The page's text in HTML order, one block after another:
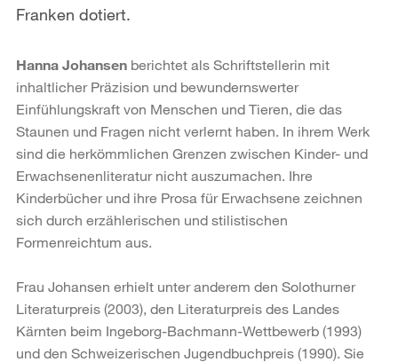
Franken dotiert.
Hanna Johansen berichtet als Schriftstellerin mit
inhaltlicher Präzision und bewundernswerter
Einfühlungskraft von Menschen und Tieren, die das
Staunen und Fragen nicht verlernt haben. In ihrem Werk
sind die herkömmlichen Grenzen zwischen Kinder- und
Erwachsenenliteratur nicht auszumachen. Ihre
Kinderbücher und ihre Prosa für Erwachsene zeichnen
sich durch erzählerischen und stilistischen
Formenreichtum aus.
Frau Johansen erhielt unter anderem den Solothurner
Literaturpreis (2003), den Literaturpreis des Landes
Kärnten beim Ingeborg-Bachmann-Wettbewerb (1993)
und den Schweizerischen Jugendbuchpreis (1990). Sie